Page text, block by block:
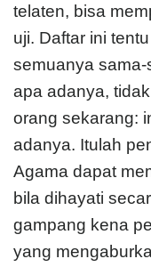
telaten, bisa
uji. Daftar ini
semuanya
apa adanya,
orang sekarang:
adanya. Itulah
Agama dapat
bila dihayati
gampang kena
yang